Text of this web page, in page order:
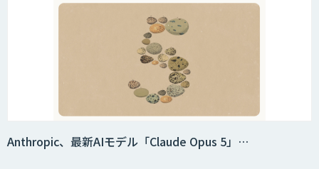
Smart Search
法人向けAIエージェント「OfficeAI社
員」
Anthropic、最新AIモデル「Claude Opus 5」…